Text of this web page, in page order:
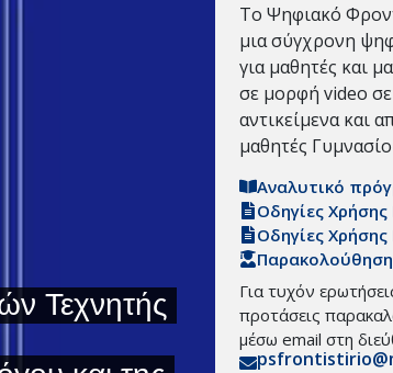
Το Ψηφιακό
μια σύγχρονη
για μαθητές και
σε μορφή video
αντικείμενα και
μαθητές
Αναλυτικό
Οδηγίες
Οδηγίες Χρήσης
Για τυχόν
προτάσεις
μέσω email στη